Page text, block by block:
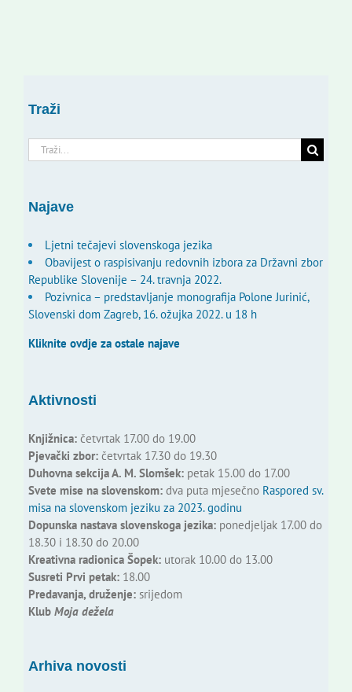
Traži
Traži...
Najave
Ljetni tečajevi slovenskoga jezika
Obavijest o raspisivanju redovnih izbora za Državni zbor
Republike Slovenije – 24. travnja 2022.
Pozivnica – predstavljanje monografija Polone Jurinić,
Slovenski dom Zagreb, 16. ožujka 2022. u 18 h
Kliknite ovdje za ostale najave
Aktivnosti
Knjižnica:četvrtak 17.00 do 19.00
Pjevački zbor:četvrtak 17.30 do 19.30
Duhovna sekcija A. M. Slomšek:petak 15.00 do 17.00
Svete mise na slovenskom:dva puta mjesečno Raspored sv.
misa na slovenskom jeziku za 2023. godinu
Dopunska nastava slovenskoga jezika:ponedjeljak 17.00 do
18.30 i 18.30 do 20.00
Kreativna radionica Šopek:utorak 10.00 do 13.00
Susreti Prvi petak:18.00
Predavanja, druženje:srijedom
Klub Moja dežela
Arhiva novosti